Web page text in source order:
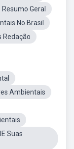
Geral
No Brasil
Redação
Ambientais
Suas